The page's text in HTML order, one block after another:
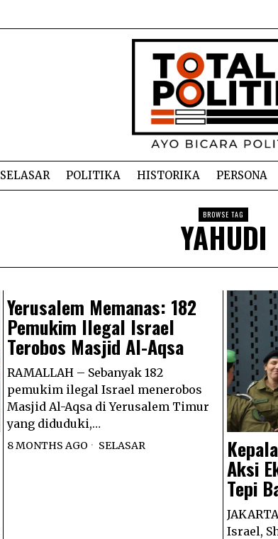
SELASAR POLITIKA HISTORIKA PERSONA
BROWSE TAG
YAHUDI
Yerusalem Memanas: 182
Pemukim Ilegal Israel
Terobos Masjid Al-Aqsa
RAMALLAH – Sebanyak 182
pemukim ilegal Israel menerobos
Masjid Al-Aqsa di Yerusalem Timur
yang diduduki,…
8 MONTHS AGO SELASAR
Aksi
Tepi
Israel,